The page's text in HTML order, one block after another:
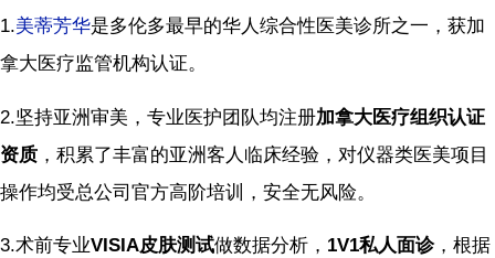
1.美蒂芳华是多伦多最早的华人综合性医美诊所之一，获加
拿大医疗监管机构认证。
2.坚持亚洲审美，专业医护团队均注册加拿大医疗组织认证
资质 ，积累了丰富的亚洲客人临床经验，对仪器类医美项目
操作均受总公司官方高阶培训，安全无风险。
3.术前专业VISIA皮肤测试做数据分析， 1V1私人面诊，根据